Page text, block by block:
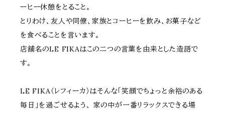
ーヒー休憩をとること。
とりわけ、友人や同僚、家族とコーヒーを飲み、お菓子など
を食べることを言います。
店舗名のLE FIKAはこの二つの言葉を由来とした造語で
す。
LE FIKA（レフィーカ）はそんな「笑顔でちょっと余裕のある
毎日」を過ごせるよう、 家の中が一番リラックスできる場